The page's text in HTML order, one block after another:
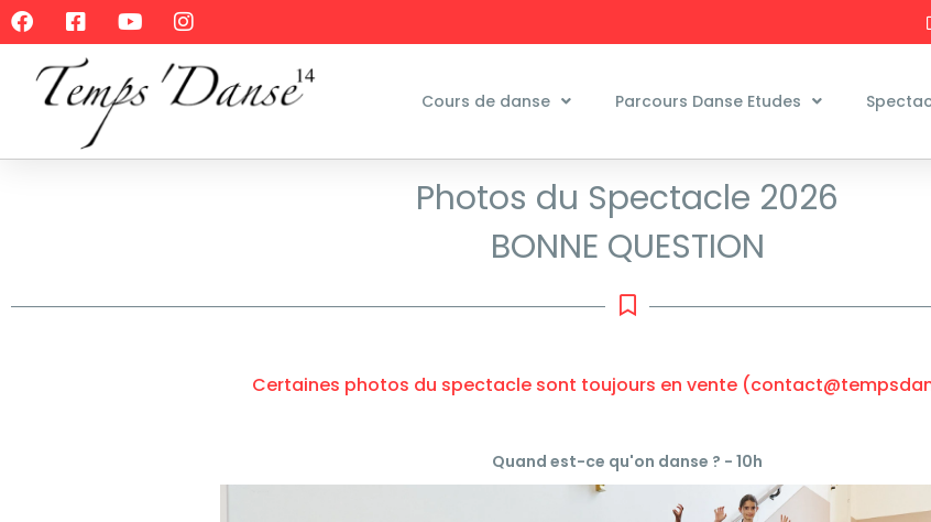
Cours de danse Parcours Danse Etudes
Photos du Spectacle 2026
BONNE QUESTION
Certaines photos du spectacle sont toujours en vente
Quand est-ce qu'on danse ? - 10h